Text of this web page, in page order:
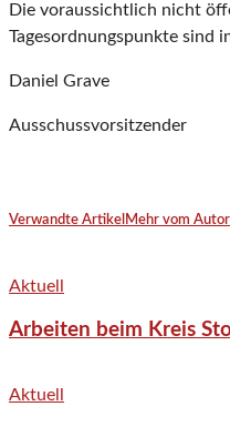
Die voraussichtlich nicht
Tagesordnungspunkte sind
Daniel Grave
Ausschussvorsitzender
Verwandte Artikel Mehr vom Autor
Aktuell
Arbeiten beim Kreis
Aktuell